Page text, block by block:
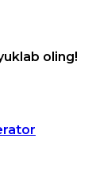
oling!